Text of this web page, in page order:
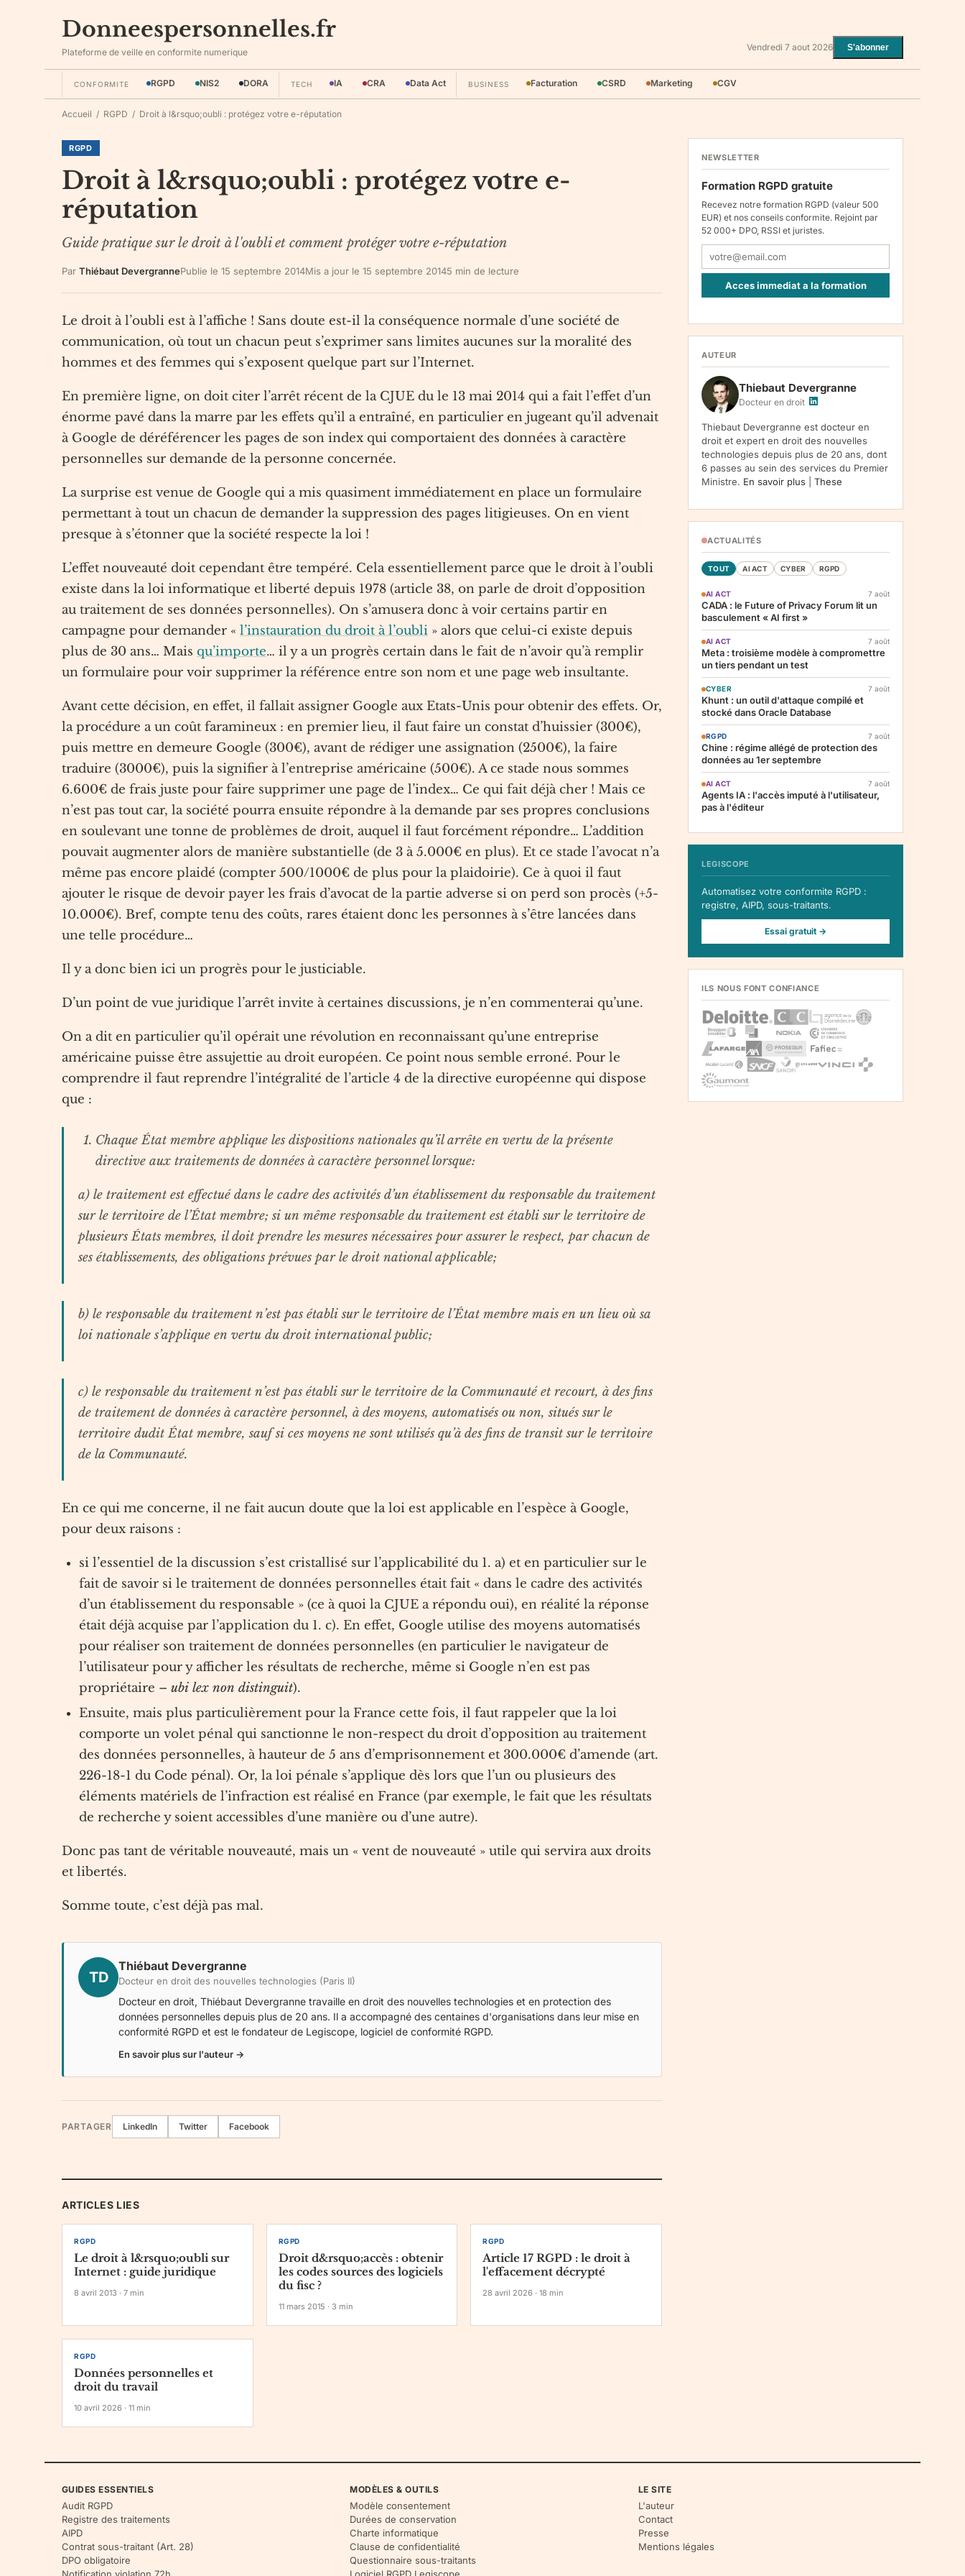
Donneespersonnelles.fr
Plateforme de veille en conformite numerique Vendredi 7 aout 2026 S'abonner
CONFORMITE RGPD NIS2 DORA TECH IA CRA Data Act BUSINESS Facturation CSRD Marketing CGV
Accueil / RGPD / Droit à l&rsquo;oubli : protégez votre e-réputation
RGPD
Droit à l&rsquo;oubli : protégez votre e-
réputation
Guide pratique sur le droit à l'oubli et comment protéger votre e-réputation
Par Thiébaut DevergrannePublie le 15 septembre 2014Mis a jour le 15 septembre 20145 min de lecture
Le droit à l’oubli est à l’affiche ! Sans doute est-il la conséquence normale d’une société de
communication, où tout un chacun peut s’exprimer sans limites aucunes sur la moralité des
hommes et des femmes qui s’exposent quelque part sur l’Internet.
En première ligne, on doit citer l’arrêt récent de la CJUE du le 13 mai 2014 qui a fait l’effet d’un
énorme pavé dans la marre par les effets qu’il a entraîné, en particulier en jugeant qu’il advenait
à Google de déréférencer les pages de son index qui comportaient des données à caractère
personnelles sur demande de la personne concernée.
La surprise est venue de Google qui a mis quasiment immédiatement en place un formulaire
permettant à tout un chacun de demander la suppression des pages litigieuses. On en vient
presque à s’étonner que la société respecte la loi !
L’effet nouveauté doit cependant être tempéré. Cela essentiellement parce que le droit à l’oubli
existe dans la loi informatique et liberté depuis 1978 (article 38, on parle de droit d’opposition
au traitement de ses données personnelles). On s’amusera donc à voir certains partir en
campagne pour demander « l’instauration du droit à l’oubli » alors que celui-ci existe depuis
plus de 30 ans… Mais qu’importe… il y a un progrès certain dans le fait de n’avoir qu’à remplir
un formulaire pour voir supprimer la référence entre son nom et une page web insultante.
Avant cette décision, en effet, il fallait assigner Google aux Etats-Unis pour obtenir des effets. Or,
la procédure a un coût faramineux : en premier lieu, il faut faire un constat d’huissier (300€),
puis mettre en demeure Google (300€), avant de rédiger une assignation (2500€), la faire
traduire (3000€), puis la signifier à l’entreprise américaine (500€). A ce stade nous sommes
6.600€ de frais juste pour faire supprimer une page de l’index… Ce qui fait déjà cher ! Mais ce
n’est pas tout car, la société pourra ensuite répondre à la demande par ses propres conclusions
en soulevant une tonne de problèmes de droit, auquel il faut forcément répondre… L’addition
pouvait augmenter alors de manière substantielle (de 3 à 5.000€ en plus). Et ce stade l’avocat n’a
même pas encore plaidé (compter 500/1000€ de plus pour la plaidoirie). Ce à quoi il faut
ajouter le risque de devoir payer les frais d’avocat de la partie adverse si on perd son procès (+5-
10.000€). Bref, compte tenu des coûts, rares étaient donc les personnes à s’être lancées dans
une telle procédure…
Il y a donc bien ici un progrès pour le justiciable.
D’un point de vue juridique l’arrêt invite à certaines discussions, je n’en commenterai qu’une.
On a dit en particulier qu’il opérait une révolution en reconnaissant qu’une entreprise
américaine puisse être assujettie au droit européen. Ce point nous semble erroné. Pour le
comprendre il faut reprendre l’intégralité de l’article 4 de la directive européenne qui dispose
que :
Chaque État membre applique les dispositions nationales qu’il arrête en vertu de la présente
directive aux traitements de données à caractère personnel lorsque:
a) le traitement est effectué dans le cadre des activités d’un établissement du responsable du traitement
sur le territoire de l’État membre; si un même responsable du traitement est établi sur le territoire de
plusieurs États membres, il doit prendre les mesures nécessaires pour assurer le respect, par chacun de
ses établissements, des obligations prévues par le droit national applicable;
b) le responsable du traitement n’est pas établi sur le territoire de l’État membre mais en un lieu où sa
loi nationale s’applique en vertu du droit international public;
c) le responsable du traitement n’est pas établi sur le territoire de la Communauté et recourt, à des fins
de traitement de données à caractère personnel, à des moyens, automatisés ou non, situés sur le
territoire dudit État membre, sauf si ces moyens ne sont utilisés qu’à des fins de transit sur le territoire
de la Communauté.
En ce qui me concerne, il ne fait aucun doute que la loi est applicable en l’espèce à Google,
pour deux raisons :
si l’essentiel de la discussion s’est cristallisé sur l’applicabilité du 1. a) et en particulier sur le
fait de savoir si le traitement de données personnelles était fait « dans le cadre des activités
d’un établissement du responsable » (ce à quoi la CJUE a répondu oui), en réalité la réponse
était déjà acquise par l’application du 1. c). En effet, Google utilise des moyens automatisés
pour réaliser son traitement de données personnelles (en particulier le navigateur de
l’utilisateur pour y afficher les résultats de recherche, même si Google n’en est pas
propriétaire – ubi lex non distinguit).
Ensuite, mais plus particulièrement pour la France cette fois, il faut rappeler que la loi
comporte un volet pénal qui sanctionne le non-respect du droit d’opposition au traitement
des données personnelles, à hauteur de 5 ans d’emprisonnement et 300.000€ d’amende (art.
226-18-1 du Code pénal). Or, la loi pénale s’applique dès lors que l’un ou plusieurs des
éléments matériels de l’infraction est réalisé en France (par exemple, le fait que les résultats
de recherche y soient accessibles d’une manière ou d’une autre).
Donc pas tant de véritable nouveauté, mais un « vent de nouveauté » utile qui servira aux droits
et libertés.
Somme toute, c’est déjà pas mal.
TD
Thiébaut Devergranne
Docteur en droit des nouvelles technologies (Paris II)
Docteur en droit, Thiébaut Devergranne travaille en droit des nouvelles technologies et en protection des
données personnelles depuis plus de 20 ans. Il a accompagné des centaines d'organisations dans leur mise en
conformité RGPD et est le fondateur de Legiscope, logiciel de conformité RGPD.
En savoir plus sur l'auteur →
PARTAGER LinkedIn Twitter Facebook
ARTICLES LIES
RGPD
Le droit à l&rsquo;oubli sur
Internet : guide juridique
8 avril 2013 · 7 min
RGPD
Droit d&rsquo;accès : obtenir
les codes sources des logiciels
du fisc ?
11 mars 2015 · 3 min
RGPD
Article 17 RGPD : le droit à
l'effacement décrypté
28 avril 2026 ·18 min
RGPD
Données personnelles et
droit du travail
10 avril 2026 · 11 min
NEWSLETTER
Formation RGPD gratuite
Recevez notre formation RGPD (valeur 500
EUR) et nos conseils conformite. Rejoint par
52 000+ DPO, RSSI et juristes.
Acces immediat a la formation
1107, Vilnius, LT-05120, Lituanie. Finalite :
inscription a la newsletter et reception de nos
(art. 6.1.a RGPD). Destinataires : le
responsable du traitement, AWS
(hebergement), Amazon SES (envoi des
emails). Conservation : jusqu'a desinscription.
Droits : acces, rectification, effacement,
limitation, opposition, portabilite -- exercez
vos droits via notre . Reclamation :.
AUTEUR
Thiebaut Devergranne
Docteur en droit
Thiebaut Devergranne est docteur en
droit et expert en droit des nouvelles
technologies depuis plus de 20 ans, dont
6 passes au sein des services du Premier
Ministre. En savoir plus These
ACTUALITÉS
TOUT AI ACT CYBER RGPD
AI ACT 7 août
CADA : le Future of Privacy Forum lit un
basculement « AI first »
AI ACT 7 août
Meta : troisième modèle à compromettre
un tiers pendant un test
CYBER 7 août
Khunt : un outil d'attaque compilé et
stocké dans Oracle Database
RGPD 7 août
Chine : régime allégé de protection des
données au 1er septembre
AI ACT 7 août
Agents IA : l'accès imputé à l'utilisateur,
pas à l'éditeur
LEGISCOPE
Automatisez votre conformite RGPD :
registre, AIPD, sous-traitants.
Essai gratuit →
ILS NOUS FONT CONFIANCE
GUIDES ESSENTIELS
Audit RGPD
Registre des traitements
AIPD
Contrat sous-traitant (Art. 28)
DPO obligatoire
MODÈLES & OUTILS
Modèle consentement
Durées de conservation
Charte informatique
Clause de confidentialité
Questionnaire sous-traitants
LE SITE
L'auteur
Contact
Presse
Mentions légales